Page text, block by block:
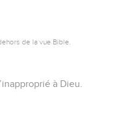
de la vue Bible.
à Dieu.